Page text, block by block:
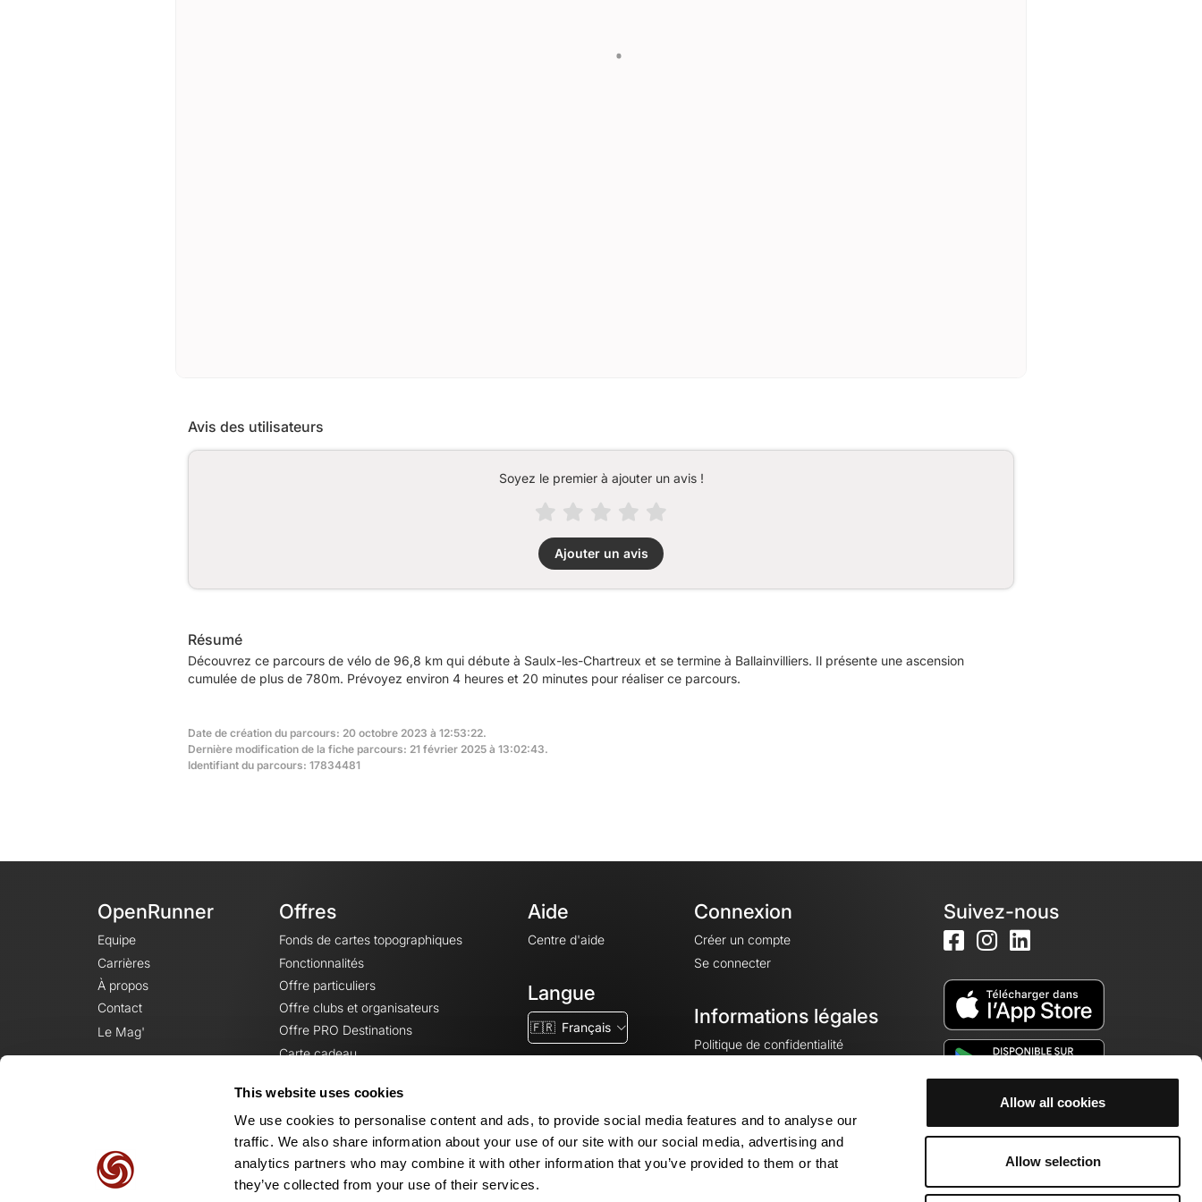
This website uses cookies
We use cookies to personalise content and ads, to provide social media features and to analyse our
traffic. We also share information about your use of our site with our social media, advertising and
analytics partners who may combine it with other information that you’ve provided to them or that
they’ve collected from your use of their services.
Allow all cookies
Allow selection
Avis des utilisateurs
Soyez le premier à ajouter un avis !
Ajouter un avis
Résumé
Découvrez ce parcours de vélo de 96,8 km qui débute à Saulx-les-Chartreux et se termine à Ballainvilliers. Il présente une ascension
cumulée de plus de 780m. Prévoyez environ 4 heures et 20 minutes pour réaliser ce parcours.
Date de création du parcours: 20 octobre 2023 à 12:53:22.
Dernière modification de la fiche parcours: 21 février 2025 à 13:02:43.
Identifiant du parcours: 17834481
OpenRunner
Equipe
Carrières
À propos
Contact
Le Mag'
Offres
Fonds de cartes topographiques
Fonctionnalités
Offre particuliers
Offre clubs et organisateurs
Offre PRO Destinations
Carte cadeau
Aide
Centre d'aide
Langue
🇫🇷 Français
Connexion
Créer un compte
Se connecter
Informations légales
Politique de confidentialité
Mentions légales
Paramètres des cookies
Suivez-nous